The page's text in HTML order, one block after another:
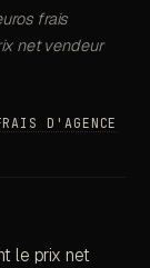
frais
net vendeur
D'AGENCE
le prix net